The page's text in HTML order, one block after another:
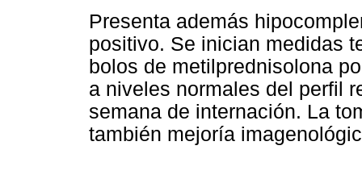
Presenta además
positivo. Se inician medidas
bolos de metilprednisolona
a niveles normales del perfil
semana de internación. La
también mejoría